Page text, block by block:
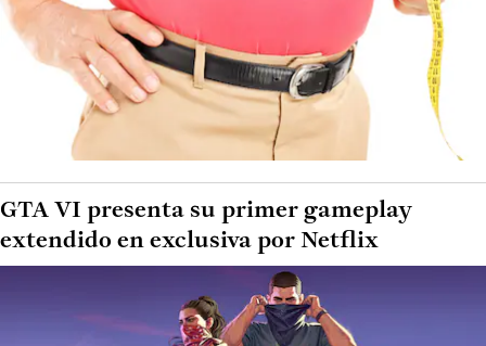
GTA VI presenta su primer gameplay
extendido en exclusiva por Netflix